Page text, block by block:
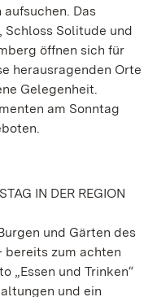
Das
Schloss Solitude und
öffnen sich für
herausragenden Orte
Gelegenheit.
am Sonntag
IN DER REGION
und Gärten des
bereits zum achten
„Essen und Trinken“
und ein